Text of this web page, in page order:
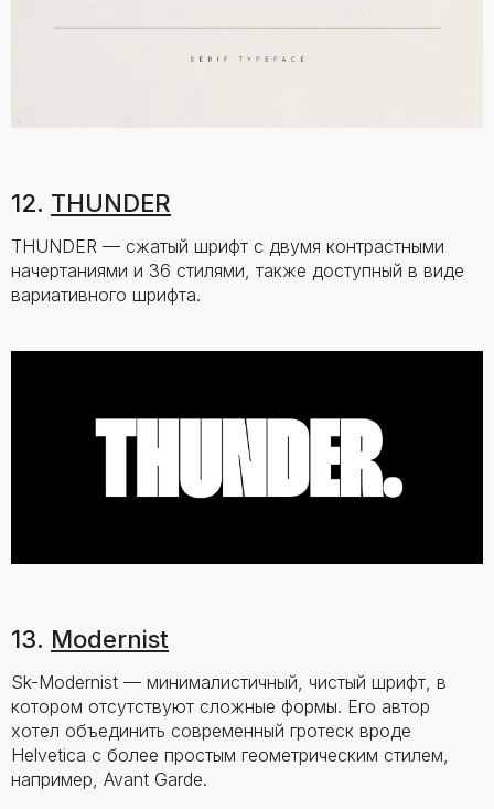
12. THUNDER
THUNDER — сжатый шрифт с двумя контрастными
начертаниями и 36 стилями, также доступный в виде
вариативного шрифта.
13. Modernist
Sk-Modernist — минималистичный, чистый шрифт, в
котором отсутствуют сложные формы. Его автор
хотел объединить современный гротеск вроде
Helvetica с более простым геометрическим стилем,
например, Avant Garde.